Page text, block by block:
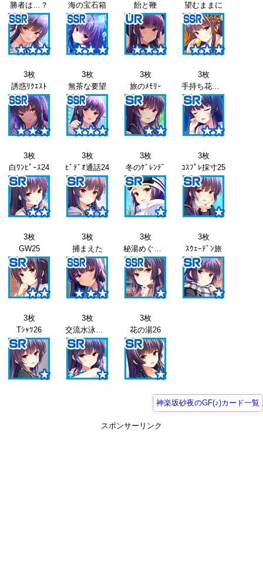
勝者は…？
海の宝石箱
飴と鞭
望むままに
3枚
誘惑ﾘｸｴｽﾄ
3枚
無茶な要望
3枚
旅のﾒﾓﾘｰ
3枚
手持ち花火24
3枚
白ﾜﾝﾋﾟｰｽ24
3枚
ﾋﾞﾃﾞｵ通話24
3枚
冬のｹﾞﾚﾝﾃﾞ
3枚
ｺｽﾌﾟﾚ採寸25
3枚
GW25
3枚
捕まえた
3枚
秘湯めぐり25
3枚
ｽｳｪｰﾃﾞﾝ旅
3枚
Tｼｬﾂ26
3枚
交流水泳会26
3枚
花の湯26
神楽坂砂夜のGF(♪)カード一覧
スポンサーリンク